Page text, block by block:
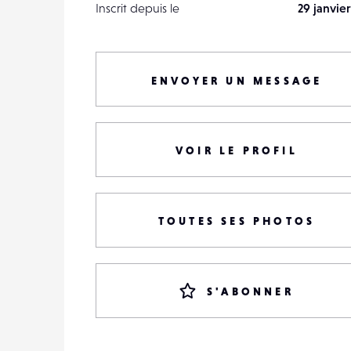
Inscrit depuis le 29
ENVOYER UN MESSAGE
VOIR LE PROFIL
TOUTES SES PHOTOS
S'ABONNER